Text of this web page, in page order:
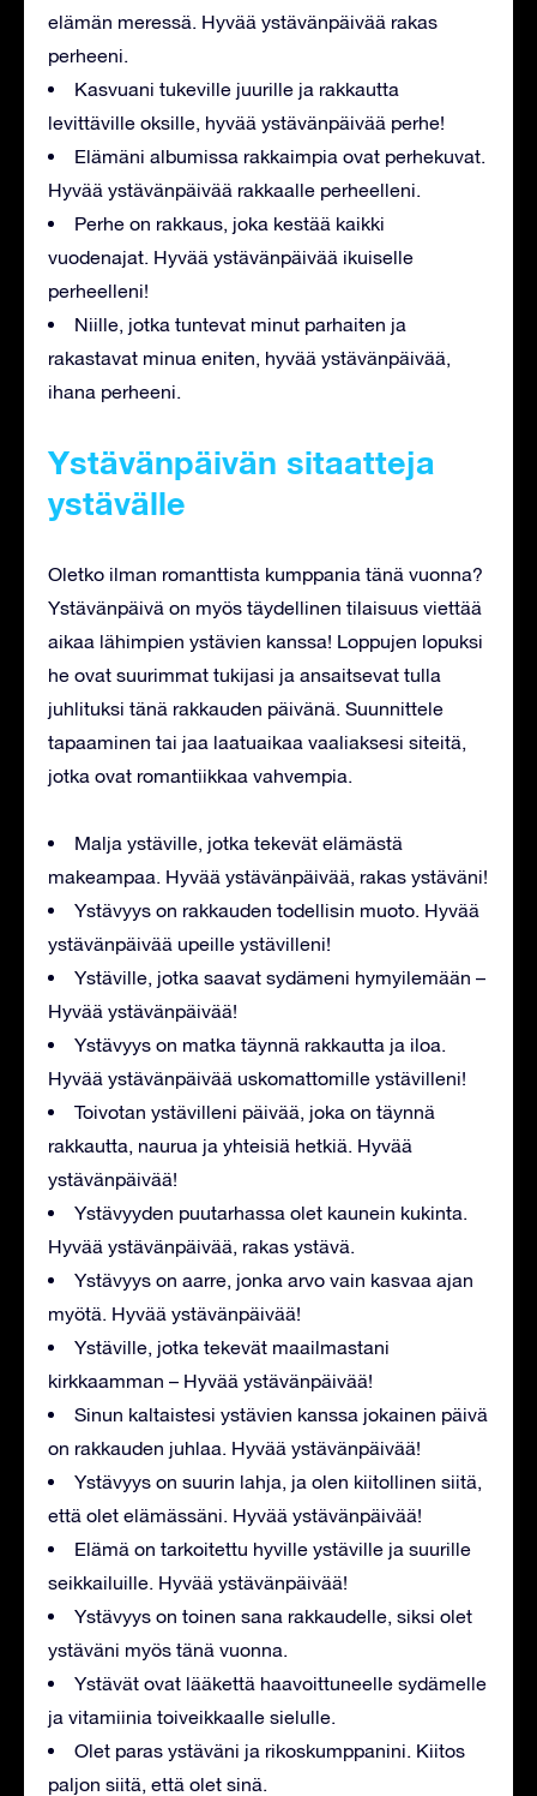
elämän meressä. Hyvää ystävänpäivää rakas
perheeni.
Kasvuani tukeville juurille ja rakkautta
levittäville oksille, hyvää ystävänpäivää perhe!
Elämäni albumissa rakkaimpia ovat perhekuvat.
Hyvää ystävänpäivää rakkaalle perheelleni.
Perhe on rakkaus, joka kestää kaikki
vuodenajat. Hyvää ystävänpäivää ikuiselle
perheelleni!
Niille, jotka tuntevat minut parhaiten ja
rakastavat minua eniten, hyvää ystävänpäivää,
ihana perheeni.
Ystävänpäivän sitaatteja
ystävälle
Oletko ilman romanttista kumppania tänä vuonna?
Ystävänpäivä on myös täydellinen tilaisuus viettää
aikaa lähimpien ystävien kanssa! Loppujen lopuksi
he ovat suurimmat tukijasi ja ansaitsevat tulla
juhlituksi tänä rakkauden päivänä. Suunnittele
tapaaminen tai jaa laatuaikaa vaaliaksesi siteitä,
jotka ovat romantiikkaa vahvempia.
Malja ystäville, jotka tekevät elämästä
makeampaa. Hyvää ystävänpäivää, rakas ystäväni!
Ystävyys on rakkauden todellisin muoto. Hyvää
ystävänpäivää upeille ystävilleni!
Ystäville, jotka saavat sydämeni hymyilemään –
Hyvää ystävänpäivää!
Ystävyys on matka täynnä rakkautta ja iloa.
Hyvää ystävänpäivää uskomattomille ystävilleni!
Toivotan ystävilleni päivää, joka on täynnä
rakkautta, naurua ja yhteisiä hetkiä. Hyvää
ystävänpäivää!
Ystävyyden puutarhassa olet kaunein kukinta.
Hyvää ystävänpäivää, rakas ystävä.
Ystävyys on aarre, jonka arvo vain kasvaa ajan
myötä. Hyvää ystävänpäivää!
Ystäville, jotka tekevät maailmastani
kirkkaamman – Hyvää ystävänpäivää!
Sinun kaltaistesi ystävien kanssa jokainen päivä
on rakkauden juhlaa. Hyvää ystävänpäivää!
Ystävyys on suurin lahja, ja olen kiitollinen siitä,
että olet elämässäni. Hyvää ystävänpäivää!
Elämä on tarkoitettu hyville ystäville ja suurille
seikkailuille. Hyvää ystävänpäivää!
Ystävyys on toinen sana rakkaudelle, siksi olet
ystäväni myös tänä vuonna.
Ystävät ovat lääkettä haavoittuneelle sydämelle
ja vitamiinia toiveikkaalle sielulle.
Olet paras ystäväni ja rikoskumppanini. Kiitos
paljon siitä, että olet sinä.